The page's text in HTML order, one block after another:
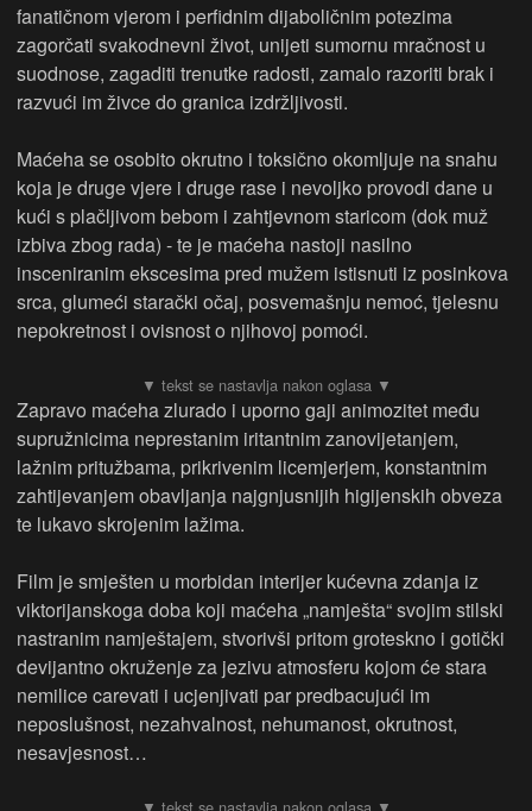
fanatičnom vjerom i perfidnim dijaboličnim potezima
zagorčati svakodnevni život, unijeti sumornu mračnost u
suodnose, zagaditi trenutke radosti, zamalo razoriti brak i
razvući im živce do granica izdržljivosti.
Maćeha se osobito okrutno i toksično okomljuje na snahu
koja je druge vjere i druge rase i nevoljko provodi dane u
kući s plačljivom bebom i zahtjevnom staricom (dok muž
izbiva zbog rada) - te je maćeha nastoji nasilno
insceniranim ekscesima pred mužem istisnuti iz posinkova
srca, glumeći starački očaj, posvemašnju nemoć, tjelesnu
nepokretnost i ovisnost o njihovoj pomoći.
Zapravo maćeha zlurado i uporno gaji animozitet među
supružnicima neprestanim iritantnim zanovijetanjem,
lažnim pritužbama, prikrivenim licemjerjem, konstantnim
zahtijevanjem obavljanja najgnjusnijih higijenskih obveza
te lukavo skrojenim lažima.
Film je smješten u morbidan interijer kućevna zdanja iz
viktorijanskoga doba koji maćeha „namješta“ svojim stilski
nastranim namještajem, stvorivši pritom groteskno i gotički
devijantno okruženje za jezivu atmosferu kojom će stara
nemilice carevati i ucjenjivati par predbacujući im
neposlušnost, nezahvalnost, nehumanost, okrutnost,
nesavjesnost…